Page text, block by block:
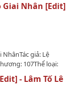
Giai Nhân [Edit]
giả: Lệ
107Thể loại:
tình cảm, cung đấu,
án:Cửa
tưởng. Trong lúc
lén lút thì thầm to
- Lâm Tố Lê